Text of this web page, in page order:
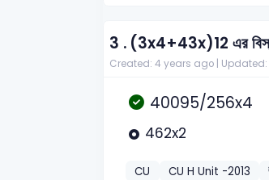
3 . (3x4+43x)12 এর
Created: 4 years ago |
40095/256x4
462x2
CU CU H Unit -2013